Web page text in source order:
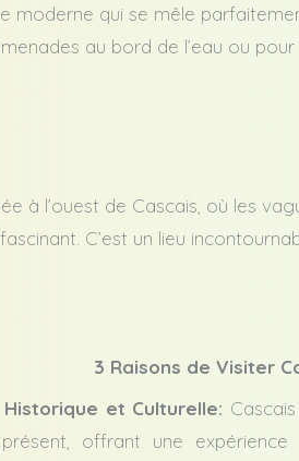
moderne qui se mêle
au bord de l’eau ou
à l’ouest de Cascais, où les
C’est un lieu
3 Raisons de Visiter
Historique et Culturelle:
offrant une